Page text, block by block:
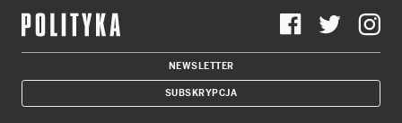
NEWSLETTER
SUBSKRYPCJA